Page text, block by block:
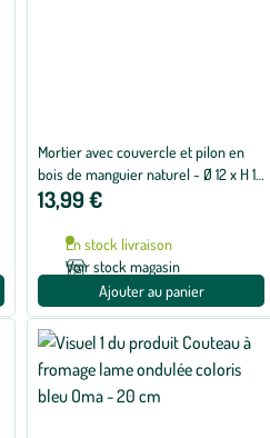
Mortier avec couvercle et pilon en
bois de manguier naturel - Ø 12 x H 10
cm
13,99 €
En stock livraison
Voir stock magasin
Ajouter au panier